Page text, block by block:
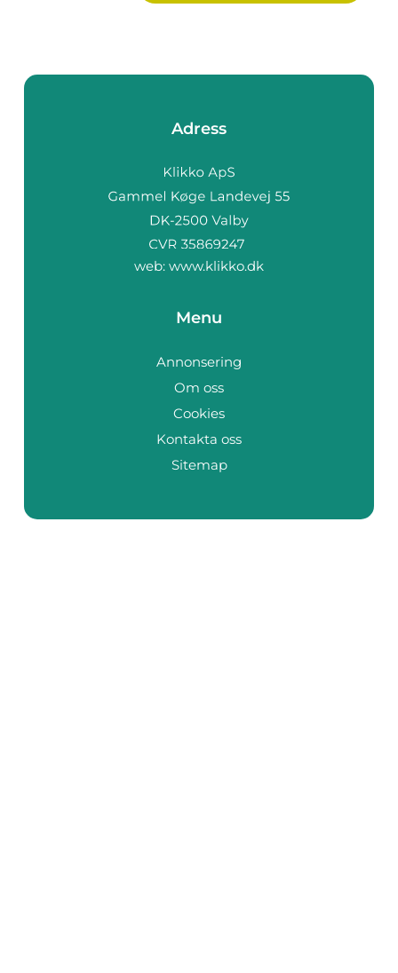
Adress
web: www.klikko.dk
Menu
Annonsering
Om oss
Cookies
Kontakta oss
Sitemap